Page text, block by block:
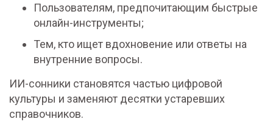
Пользователям, предпочитающим быстрые
онлайн-инструменты;
Тем, кто ищет вдохновение или ответы на
внутренние вопросы.
ИИ-сонники становятся частью цифровой
культуры и заменяют десятки устаревших
справочников.